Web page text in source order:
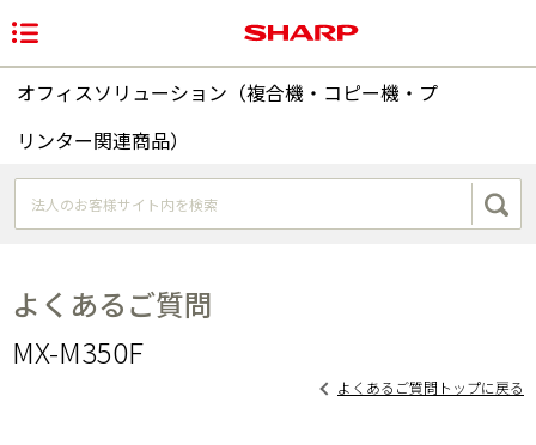
オフィスソリューション（複合機・コピー機・プ
リンター関連商品）
よくあるご質問
MX-M350F
よくあるご質問トップに戻る